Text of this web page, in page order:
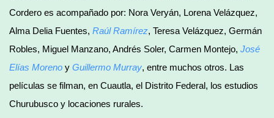
Cordero es acompañado por: Nora Veryán, Lorena Velázquez,
Alma Delia Fuentes, Raúl Ramírez, Teresa Velázquez, Germán
Robles, Miguel Manzano, Andrés Soler, Carmen Montejo, José
Elías Moreno y Guillermo Murray, entre muchos otros. Las
películas se filman, en Cuautla, el Distrito Federal, los estudios
Churubusco y locaciones rurales.